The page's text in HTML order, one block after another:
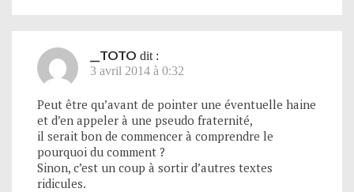
__TOTO dit :
3 avril 2014 à 0:32
Peut être qu’avant de pointer une éventuelle haine
et d’en appeler à une pseudo fraternité,
il serait bon de commencer à comprendre le
pourquoi du comment ?
Sinon, c’est un coup à sortir d’autres textes
ridicules.